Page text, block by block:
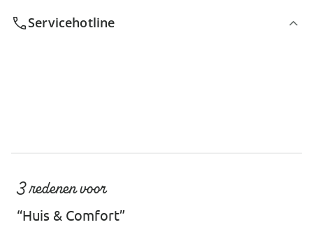
Servicehotline
3 redenen voor
“Huis & Comfort”